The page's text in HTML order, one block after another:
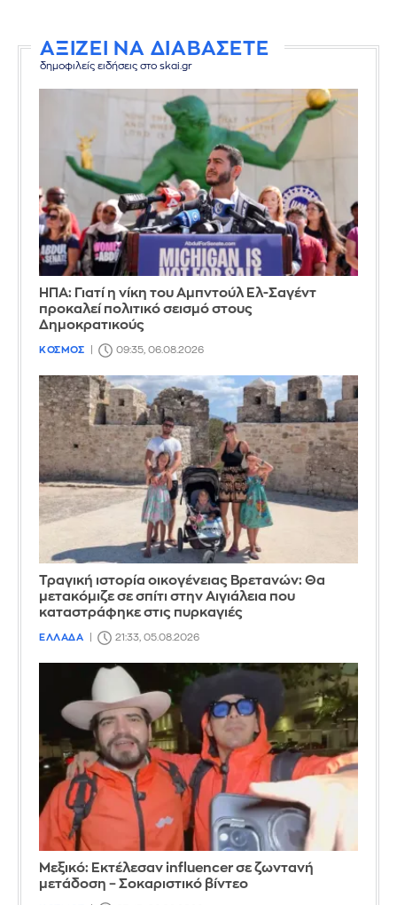
ΑΞΙΖΕΙ ΝΑ ΔΙΑΒΑΣΕΤΕ
δημοφιλείς ειδήσεις στο skai.gr
ΗΠΑ: Γιατί η νίκη του Αμπντούλ Ελ-Σαγέντ
προκαλεί πολιτικό σεισμό στους
Δημοκρατικούς
ΚΟΣΜΟΣ 09:35, 06.08.2026
Τραγική ιστορία οικογένειας Βρετανών: Θα
μετακόμιζε σε σπίτι στην Αιγιάλεια που
καταστράφηκε στις πυρκαγιές
ΕΛΛΑΔΑ 21:33, 05.08.2026
Μεξικό: Εκτέλεσαν influencer σε ζωντανή
μετάδοση – Σοκαριστικό βίντεο